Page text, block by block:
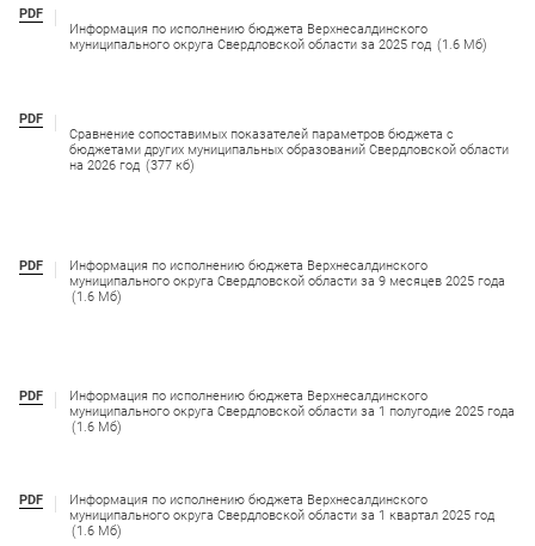
PDF
Информация по исполнению бюджета Верхнесалдинского
муниципального округа Свердловской области за 2025 год (1.6 Мб)
PDF
Сравнение сопоставимых показателей параметров бюджета с
бюджетами других муниципальных образований Свердловской области
на 2026 год (377 кб)
PDF
Информация по исполнению бюджета Верхнесалдинского
муниципального округа Свердловской области за 9 месяцев 2025 года
(1.6 Мб)
PDF
Информация по исполнению бюджета Верхнесалдинского
муниципального округа Свердловской области за 1 полугодие 2025 года
(1.6 Мб)
PDF
Информация по исполнению бюджета Верхнесалдинского
муниципального округа Свердловской области за 1 квартал 2025 год
(1.6 Мб)